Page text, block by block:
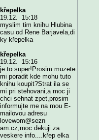
křepelka
19.12. 15:18
myslim tim knihu Hlubina
casu od Rene Barjavela,di
ky křepelka
křepelka
19.12. 15:16
je to super!Prosim muzete
mi poradit kde mohu tuto
knihu koupit?Strat ila se
mi pri stehovani,a moc ji
chci sehnat zpet,prosim
informujte me na mou E-
mailovou adresu
lovewom@sezn
am.cz,moc dekuji za
veskere info....křep elka